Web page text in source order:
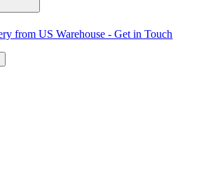
from US Warehouse - Get in Touch